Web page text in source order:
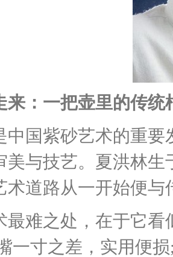
：一把壶里的传统
紫砂艺术的重要
美与技艺。夏洪林
术道路从一开始便
之处，在于它看
一寸之差，实用便